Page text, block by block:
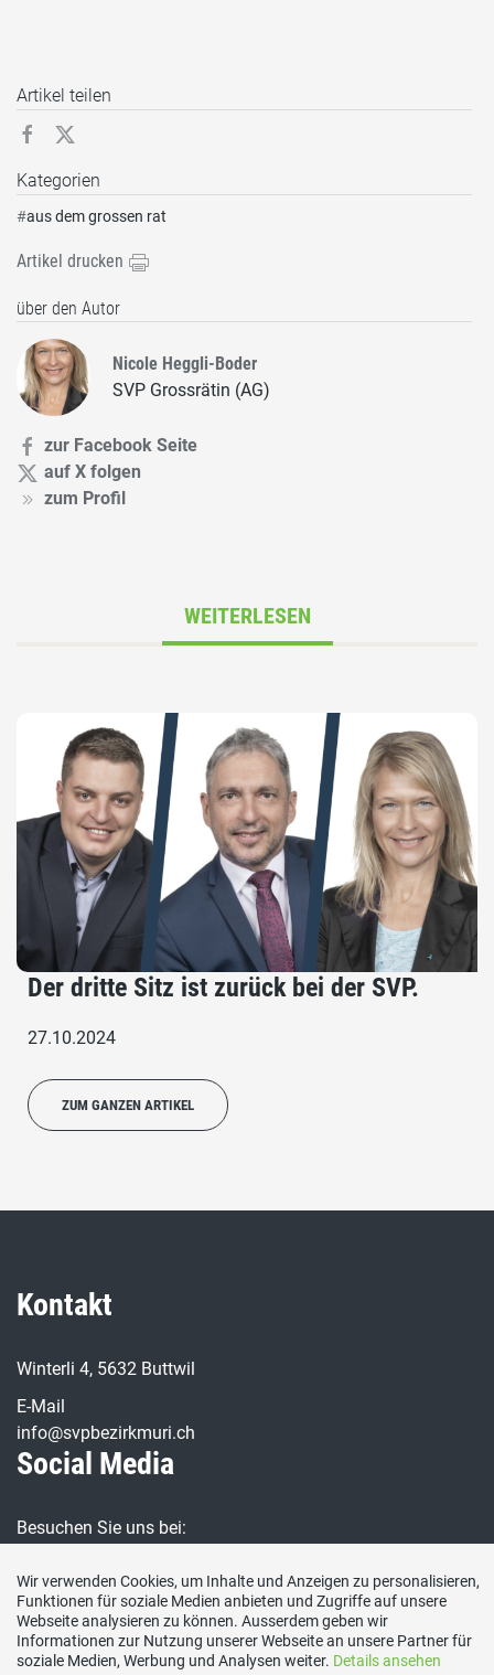
Artikel teilen
Kategorien
#aus dem grossen rat
Artikel drucken
über den Autor
Nicole Heggli-Boder
SVP Grossrätin (AG)
zur Facebook Seite
auf X folgen
zum Profil
WEITERLESEN
Der dritte Sitz ist zurück bei der SVP.
27.10.2024
ZUM GANZEN ARTIKEL
Kontakt
Winterli 4, 5632 Buttwil
E-Mail
info@svpbezirkmuri.ch
Social Media
Besuchen Sie uns bei:
Wir verwenden Cookies, um Inhalte und Anzeigen zu personalisieren,
Funktionen für soziale Medien anbieten und Zugriffe auf unsere
Webseite analysieren zu können. Ausserdem geben wir
Informationen zur Nutzung unserer Webseite an unsere Partner für
soziale Medien, Werbung und Analysen weiter. Details ansehen